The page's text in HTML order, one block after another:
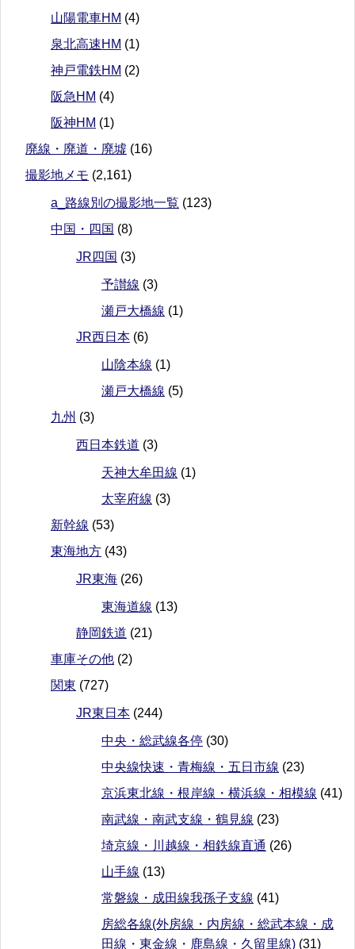
山陽電車HM (4)
泉北高速HM (1)
神戸電鉄HM (2)
阪急HM (4)
阪神HM (1)
廃線・廃道・廃墟 (16)
撮影地メモ (2,161)
a_路線別の撮影地一覧 (123)
中国・四国 (8)
JR四国 (3)
予讃線 (3)
瀬戸大橋線 (1)
JR西日本 (6)
山陰本線 (1)
瀬戸大橋線 (5)
九州 (3)
西日本鉄道 (3)
天神大牟田線 (1)
太宰府線 (3)
新幹線 (53)
東海地方 (43)
JR東海 (26)
東海道線 (13)
静岡鉄道 (21)
車庫その他 (2)
関東 (727)
JR東日本 (244)
中央・総武線各停 (30)
中央線快速・青梅線・五日市線 (23)
京浜東北線・根岸線・横浜線・相模線 (41)
南武線・南武支線・鶴見線 (23)
埼京線・川越線・相鉄線直通 (26)
山手線 (13)
常磐線・成田線我孫子支線 (41)
房総各線(外房線・内房線・総武本線・成
田線・東金線・鹿島線・久留里線) (31)